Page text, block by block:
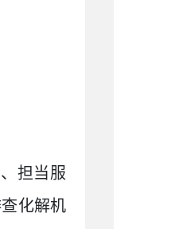
担当服
化解机